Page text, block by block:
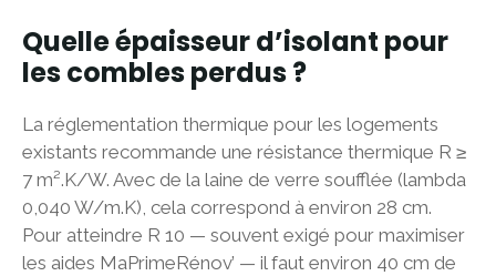
Quelle épaisseur d’isolant pour
les combles perdus ?
La réglementation thermique pour les logements
existants recommande une résistance thermique R ≥
7 m².K/W. Avec de la laine de verre soufflée (lambda
0,040 W/m.K), cela correspond à environ 28 cm.
Pour atteindre R 10 — souvent exigé pour maximiser
les aides MaPrimeRénov’ — il faut environ 40 cm de